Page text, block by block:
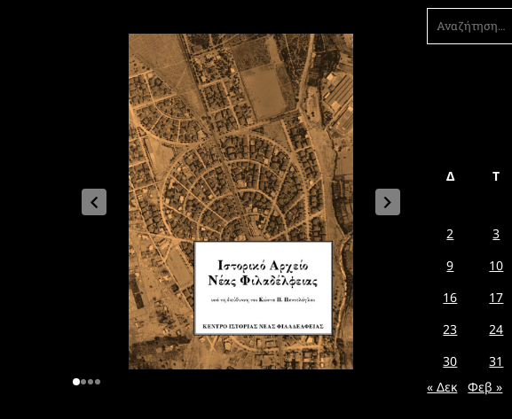
ΓΙΑ:
Δ Τ
2
3
9
10
16
17
23
24
30
31
« Δεκ
Φεβ »